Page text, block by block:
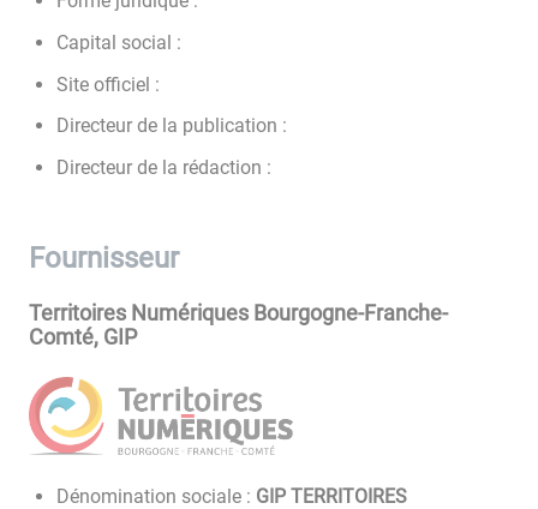
Capital social :
Site officiel :
Directeur de la publication :
Directeur de la rédaction :
Fournisseur
Territoires Numériques Bourgogne-Franche-
Comté, GIP
Dénomination sociale : GIP TERRITOIRES